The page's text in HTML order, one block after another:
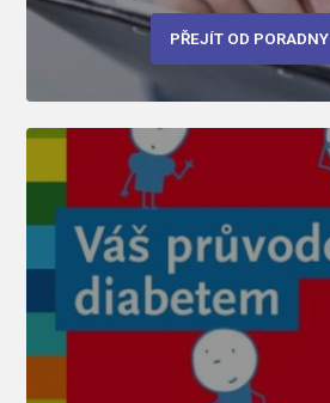
PŘEJÍT OD PORADNY